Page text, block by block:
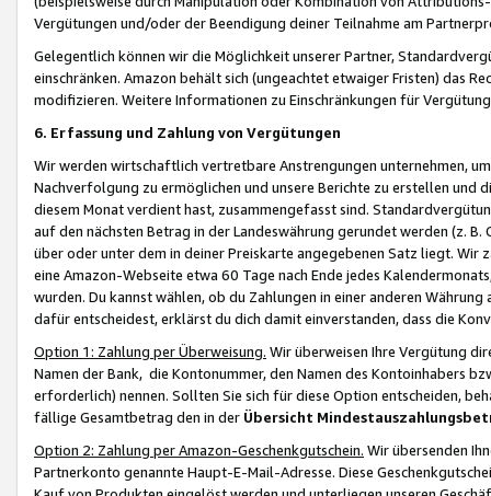
Vergütungen und/oder der Beendigung deiner Teilnahme am
Gelegentlich können wir die Möglichkeit unserer Partner,
einschränken. Amazon behält sich (ungeachtet etwaiger Fristen) das
modifizieren. Weitere Informationen zu Einschränkungen für
6. Erfassung und Zahlung von Vergütungen
Wir werden wirtschaftlich vertretbare Anstrengungen unternehmen,
Nachverfolgung zu ermöglichen und unsere Berichte zu erstellen und
diesem Monat verdient hast, zusammengefasst sind.
auf den nächsten Betrag in der Landeswährung gerundet werden (z.
über oder unter dem in deiner Preiskarte angegebenen Satz liegt.
eine Amazon-Webseite etwa 60 Tage nach Ende jedes
wurden. Du kannst wählen, ob du Zahlungen in einer anderen
dafür entscheidest, erklärst du dich damit einverstanden, dass die
Option 1: Zahlung per Überweisung. Wir überweisen Ihre Vergütung
Namen der Bank, die Kontonummer, den Namen des Kontoinhabers
erforderlich) nennen. Sollten Sie sich für diese Option entscheiden,
fällige Gesamtbetrag den in der Übersicht
Option 2: Zahlung per Amazon-Geschenkgutschein. Wir übersenden
Partnerkonto genannte Haupt-E-Mail-Adresse. Diese